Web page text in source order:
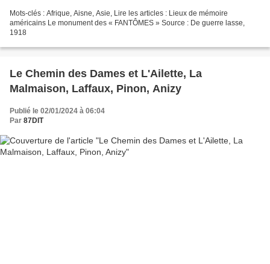
Mots-clés : Afrique, Aisne, Asie, Lire les articles : Lieux de mémoire
américains Le monument des « FANTÔMES » Source : De guerre lasse,
1918
Le Chemin des Dames et L'Ailette, La
Malmaison, Laffaux, Pinon, Anizy
Publié le 02/01/2024 à 06:04
Par 87DIT